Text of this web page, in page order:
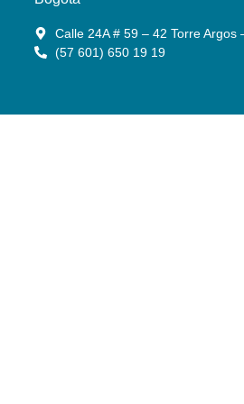
Calle 24A # 59 – 42 Torre Argos
(57 601) 650 19 19